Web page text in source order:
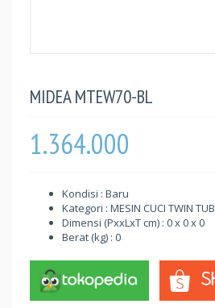
MIDEA MTEW70-BL
1.364.000
Kondisi : Baru
Kategori : MESIN CUCI TWIN TUB
Dimensi (PxxLxT cm) : 0 x 0 x 0
Berat (kg) : 0